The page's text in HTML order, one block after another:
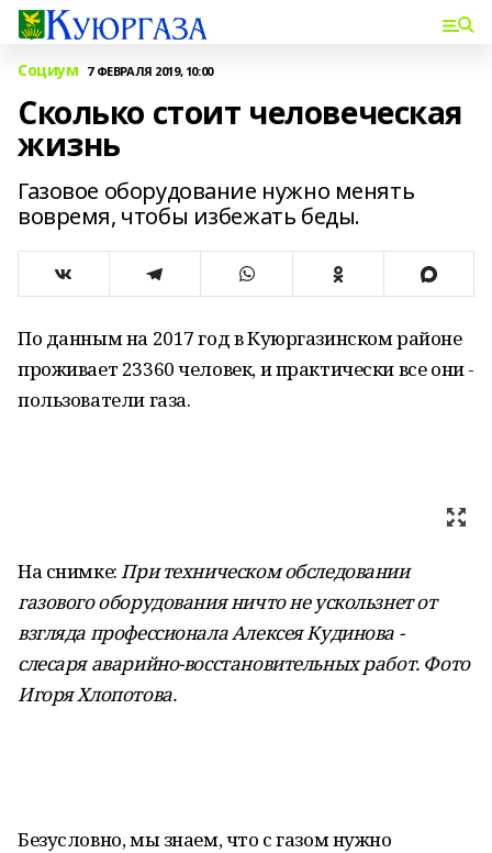
Социум 7 ФЕВРАЛЯ 2019, 10:00
Сколько стоит человеческая
жизнь
Газовое оборудование нужно менять
вовремя, чтобы избежать беды.
По данным на 2017 год в Куюргазинском районе
проживает 23360 человек, и практически все они -
пользователи газа.
На снимке:При техническом обследовании
газового оборудования ничто не ускользнет от
взгляда профессионала Алексея Кудинова -
слесаря аварийно-восстановительных работ. Фото
Игоря Хлопотова.
Безусловно, мы знаем, что с газом нужно